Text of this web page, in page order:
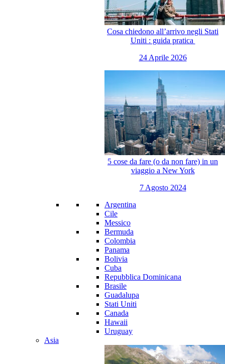
Cosa chiedono all’arrivo negli Stati
Uniti : guida pratica
24 Aprile 2026
5 cose da fare (o da non fare) in un
viaggio a New York
7 Agosto 2024
Argentina
Cile
Messico
Bermuda
Colombia
Panama
Bolivia
Cuba
Repubblica Dominicana
Brasile
Guadalupa
Stati Uniti
Canada
Hawaii
Uruguay
Asia